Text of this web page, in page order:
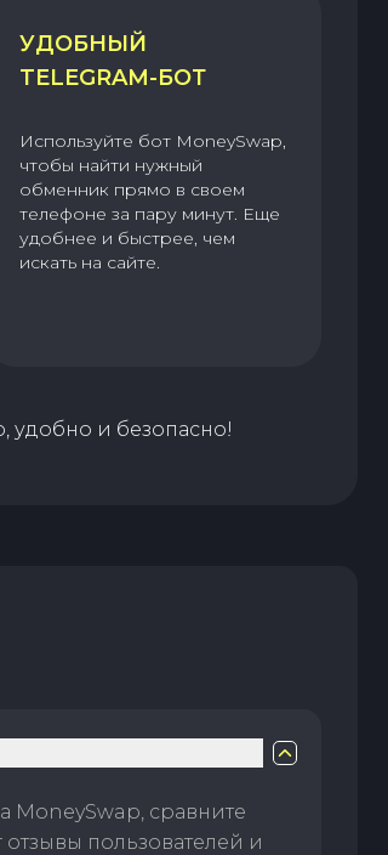
УДОБНЫЙ
TELEGRAM-БОТ
Используйте бот MoneySwap,
чтобы найти нужный
обменник прямо в своем
телефоне за пару минут. Еще
удобнее и быстрее, чем
искать на сайте.
удобно и безопасно!
MoneySwap, сравните
пользователей и